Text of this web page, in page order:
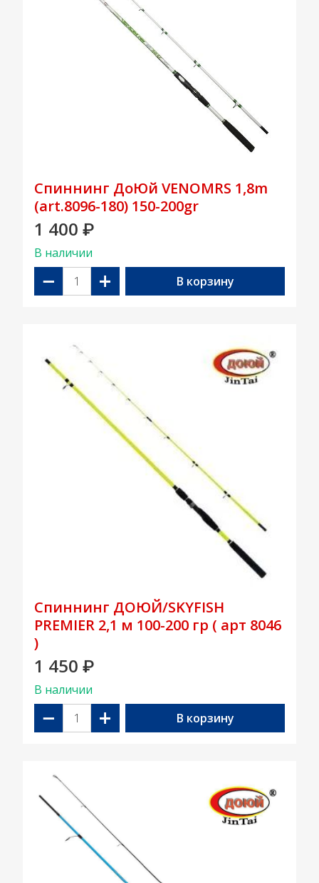
Спиннинг ДоЮй VENOMRS 1,8m
(art.8096-180) 150-200gr
1 400 ₽
В наличии
− + В корзину
Спиннинг ДОЮЙ/SKYFISH
PREMIER 2,1 м 100-200 гр ( арт 8046
)
1 450 ₽
В наличии
− + В корзину